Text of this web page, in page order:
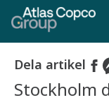
i Atlas
22 MARS 2017
Dela artikel
Stockholm